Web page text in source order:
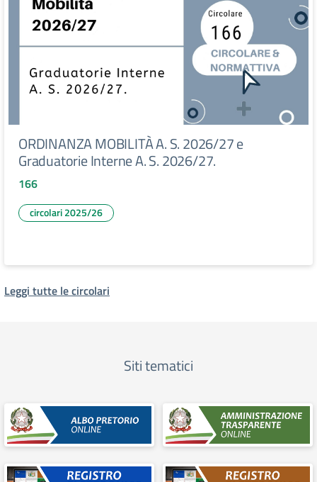
ORDINANZA MOBILITÀ A. S. 2026/27 e
Graduatorie Interne A. S. 2026/27.
166
circolari 2025/26
Leggi tutte le circolari
Siti tematici